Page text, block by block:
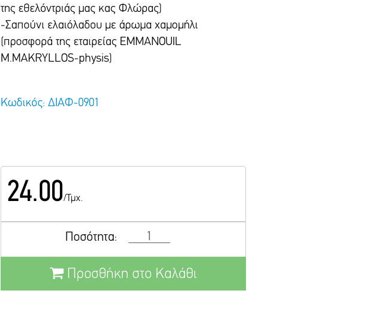
της εθελόντριάς μας κας Φλώρας)
-Σαπούνι ελαιόλαδου με άρωμα χαμομήλι
(προσφορά της εταιρείας EMMANOUIL
M.MAKRYLLOS-physis)
Κωδικός: ΔΙΑΦ-0901
24.00/Τμχ.
Ποσότητα:
Προσθήκη στο Καλάθι